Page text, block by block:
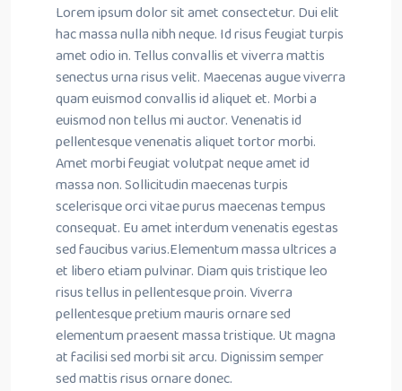
Lorem ipsum dolor sit amet consectetur. Dui elit
hac massa nulla nibh neque. Id risus feugiat turpis
amet odio in. Tellus convallis et viverra mattis
senectus urna risus velit. Maecenas augue viverra
quam euismod convallis id aliquet et. Morbi a
euismod non tellus mi auctor. Venenatis id
pellentesque venenatis aliquet tortor morbi.
Amet morbi feugiat volutpat neque amet id
massa non. Sollicitudin maecenas turpis
scelerisque orci vitae purus maecenas tempus
consequat. Eu amet interdum venenatis egestas
sed faucibus varius.Elementum massa ultrices a
et libero etiam pulvinar. Diam quis tristique leo
risus tellus in pellentesque proin. Viverra
pellentesque pretium mauris ornare sed
elementum praesent massa tristique. Ut magna
at facilisi sed morbi sit arcu. Dignissim semper
sed mattis risus ornare donec.